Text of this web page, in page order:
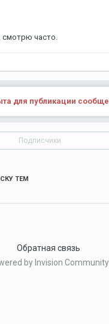
смотрю часто.
для публикации
Подписчики
ТЕМ
Обратная связь
by Invision Community